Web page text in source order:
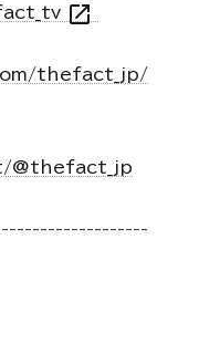
open_in_new
thefact_jp/
@thefact_jp